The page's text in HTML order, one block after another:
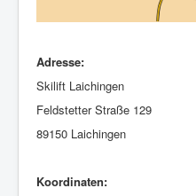
Adresse:
Skilift Laichingen
Feldstetter Straße 129
89150 Laichingen
Koordinaten: